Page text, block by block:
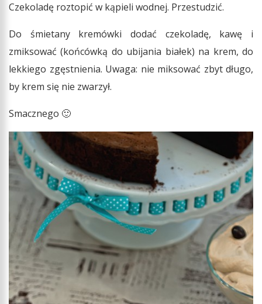
Czekoladę roztopić w kąpieli wodnej. Przestudzić.
Do śmietany kremówki dodać czekoladę, kawę i
zmiksować (końcówką do ubijania białek) na krem, do
lekkiego zgęstnienia. Uwaga: nie miksować zbyt długo,
by krem się nie zwarzył.
Smacznego 🙂